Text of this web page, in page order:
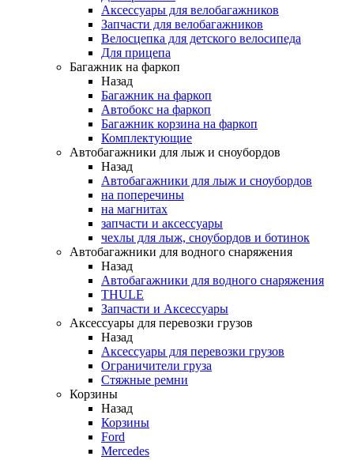
Аксессуары для велобагажников
Запчасти для велобагажников
Велосцепка для детского велосипеда
Для прицепа
Багажник на фаркоп
Назад
Багажник на фаркоп
Автобокс на фаркоп
Багажник корзина на фаркоп
Комплектующие
Автобагажники для лыж и сноубордов
Назад
Автобагажники для лыж и сноубордов
на поперечины
на магнитах
запчасти и аксессуары
чехлы для лыж, сноубордов и ботинок
Автобагажники для водного снаряжения
Назад
Автобагажники для водного снаряжения
THULE
Запчасти и Аксессуары
Аксессуары для перевозки грузов
Назад
Аксессуары для перевозки грузов
Ограничители груза
Стяжные ремни
Корзины
Назад
Корзины
Ford
Mercedes